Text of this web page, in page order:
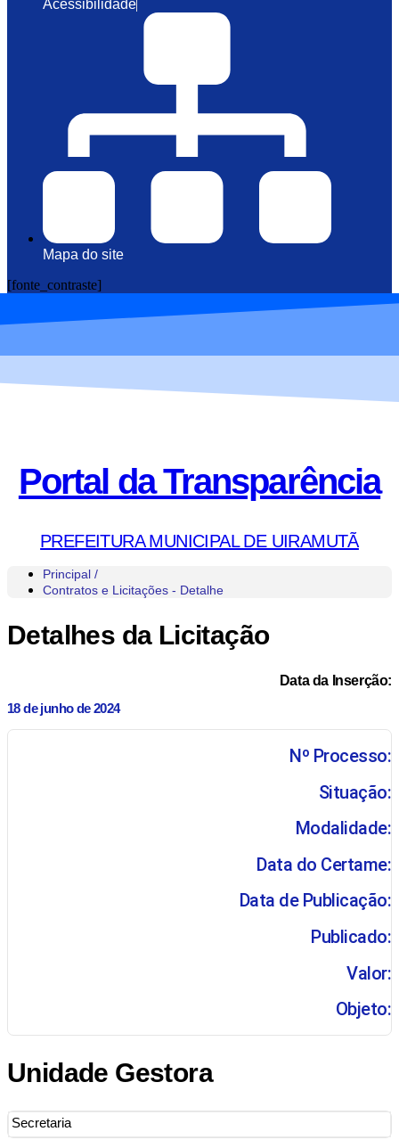
Acessibilidade
Mapa do site
[fonte_contraste]
Portal da Transparência
PREFEITURA MUNICIPAL DE UIRAMUTÃ
Principal /
Contratos e Licitações - Detalhe
Detalhes da Licitação
Data da Inserção:
18 de junho de 2024
Nº Processo:
Situação:
Modalidade:
Data do Certame:
Data de Publicação:
Publicado:
Valor:
Objeto:
Unidade Gestora
Secretaria